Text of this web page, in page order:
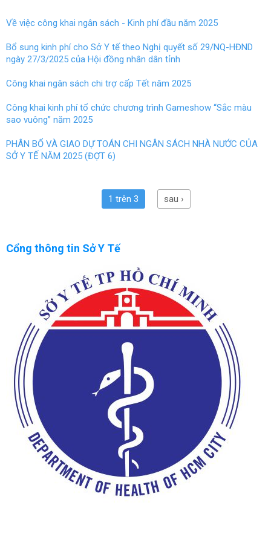
Về việc công khai ngân sách - Kinh phí đầu năm 2025
Bổ sung kinh phí cho Sở Y tế theo Nghị quyết số 29/NQ-HĐND
ngày 27/3/2025 của Hội đồng nhân dân tỉnh
Công khai ngân sách chi trợ cấp Tết năm 2025
Công khai kinh phí tổ chức chương trình Gameshow “Sắc màu
sao vuông” năm 2025
PHÂN BỔ VÀ GIAO DỰ TOÁN CHI NGÂN SÁCH NHÀ NƯỚC CỦA
SỞ Y TẾ NĂM 2025 (ĐỢT 6)
1 trên 3 sau ›
Cổng thông tin Sở Y Tế